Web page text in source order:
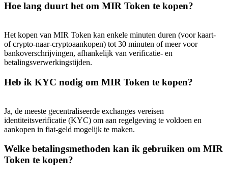
BTC Welcome Rewards
Deposit & Trade BTC to Share 25000 USDT prize pool!
Deposit CASHCAT & Win
Share 500000 CASHCAT prize pool
Hoe lang duurt het om MIR Token te kopen?
Het kopen van MIR Token kan enkele minuten duren (voor kaart-
of crypto-naar-cryptoaankopen) tot 30 minuten of meer voor
bankoverschrijvingen, afhankelijk van verificatie- en
betalingsverwerkingstijden.
Heb ik KYC nodig om MIR Token te kopen?
Ja, de meeste gecentraliseerde exchanges vereisen
identiteitsverificatie (KYC) om aan regelgeving te voldoen en
aankopen in fiat-geld mogelijk te maken.
Welke betalingsmethoden kan ik gebruiken om MIR
Token te kopen?